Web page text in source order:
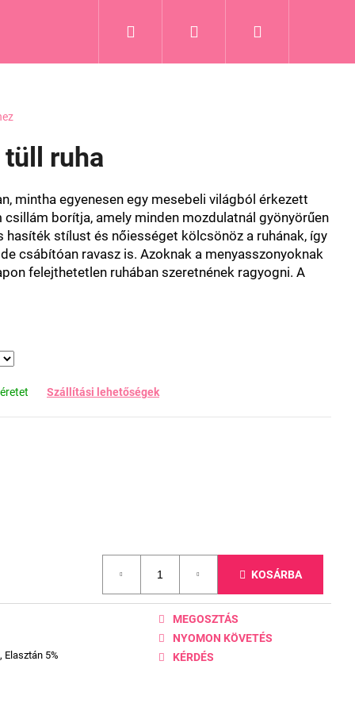
Keresés Bejelentkezés
ruha
mintha egyenesen egy mesebeli világból érkezett
borítja, amely minden mozdulatnál gyönyörűen
hasíték stílust és nőiességet kölcsönöz a ruhának, így
csábítóan ravasz is. Azoknak a menyasszonyoknak
felejthetetlen ruhában szeretnének ragyogni. A
Szállítási lehetőségek
KOSÁRBA
Elasztán 5% KÉRDÉS
NYOMON KÖVETÉS
MEGOSZTÁS